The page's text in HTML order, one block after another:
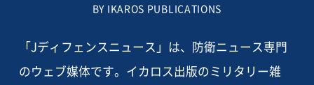
BY IKAROS PUBLICATIONS
「Jディフェンスニュース」は、防衛ニュース専門
のウェブ媒体です。イカロス出版のミリタリー雑